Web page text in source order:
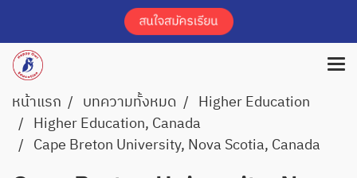
หน้าแรก บทความทั้งหมด
Higher Education
Higher Education, Canada
Cape Breton University, Nova Scotia, Canada